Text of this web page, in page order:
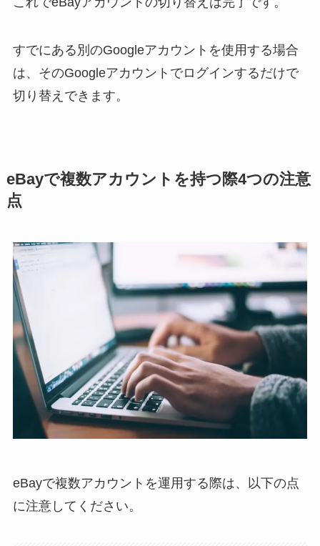
すでにある別のGoogleアカウントを使用する場合
は、そのGoogleアカウントでログインするだけで
切り替えできます。
eBayで複数アカウントを持つ際4つの注意
点
eBayで複数アカウントを運用する際は、以下の点
に注意してください。